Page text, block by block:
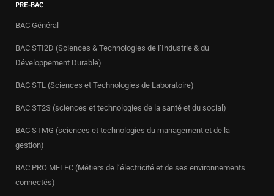
PRE-BAC
BAC Général
BAC STI2D (Sciences & Technologies de l’Industrie & du
Développement Durable)
BAC STL (Sciences et Technologies de Laboratoire)
BAC ST2S (sciences et technologies de la santé et du social)
BAC STMG (sciences et technologies du management et de la
gestion)
BAC PRO MELEC (Métiers de l’électricité et de ses environnements
connectés)